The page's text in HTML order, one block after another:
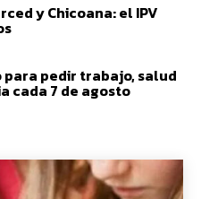
y Chicoana: el IPV
para pedir trabajo, salud
cada 7 de agosto